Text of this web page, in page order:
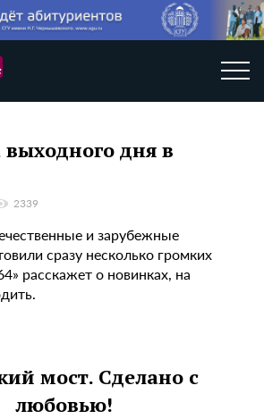
дня в
2339
и зарубежные
сразу несколько громких
расскажет о новинках, на
мост. Сделано с
любовью!